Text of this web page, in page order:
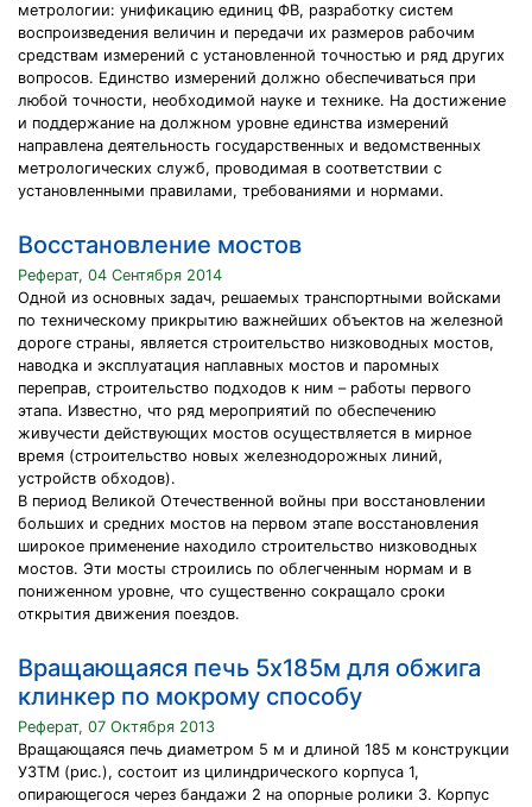
метрологии: унификацию единиц ФВ, разработку систем
воспроизведения величин и передачи их размеров рабочим
средствам измерений с установленной точностью и ряд других
вопросов. Единство измерений должно обеспечиваться при
любой точности, необходимой науке и технике. На достижение
и поддержание на должном уровне единства измерений
направлена деятельность государственных и ведомственных
метрологических служб, проводимая в соответствии с
установленными правилами, требованиями и нормами.
Восстановление мостов
Реферат, 04 Сентября 2014
Одной из основных задач, решаемых транспортными войсками
по техническому прикрытию важнейших объектов на железной
дороге страны, является строительство низководных мостов,
наводка и эксплуатация наплавных мостов и паромных
переправ, строительство подходов к ним – работы первого
этапа. Известно, что ряд мероприятий по обеспечению
живучести действующих мостов осуществляется в мирное
время (строительство новых железнодорожных линий,
устройств обходов).
В период Великой Отечественной войны при восстановлении
больших и средних мостов на первом этапе восстановления
широкое применение находило строительство низководных
мостов. Эти мосты строились по облегченным нормам и в
пониженном уровне, что существенно сокращало сроки
открытия движения поездов.
Вращающаяся печь 5x185м для обжига
клинкер по мокрому способу
Реферат, 07 Октября 2013
Вращающаяся печь диаметром 5 м и длиной 185 м конструкции
УЗТМ (рис.), состоит из цилиндрического корпуса 1,
опирающегося через бандажи 2 на опорные ролики 3. Корпус